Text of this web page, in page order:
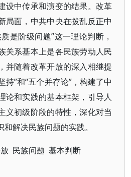
设中传承和演变的结果。改革
局面，中共中央在拨乱反正中
是阶级问题”这一理论判断，
关系基本上是各民族劳动人民
并随着改革开放的深入相继提
持”和“五个并存论”，构建了中
论和实践的基本框架，引导人
义初级阶段的特性，深化对当
解决民族问题的实践。
民族问题 基本判断